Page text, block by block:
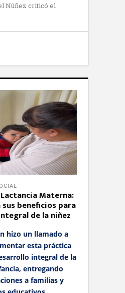
Núñez criticó el
Materna:
sus beneficios para
de la niñez
hizo un llamado a
esta práctica
integral de la
entregando
a familias y